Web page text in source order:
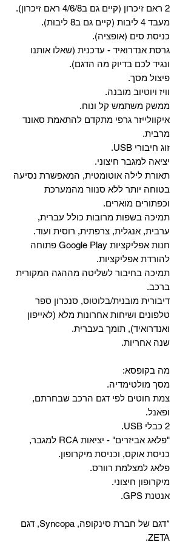
2 ראם זיכרון (קיים גם ב4/6/8 ראם זיכרון).
מעבד 4 ליבות (קיים גם ב8 ליבות).
כניסת סים (אופציה).
גרסת אנדרואיד - עדכנית (שאלו אותנו
ונגיד לכם בדיוק מה הדגם).
פיצול מסך.
וויז ויוטיוב מובנה.
ממשק משתמש קל ונוח.
איקוולייזר גרפי מתקדם להתאמת סאונד
מרבית.
זוג חיבורי USB.
יציאה למגבר חיצוני.
תאורת לילה אוטומטית, המאפשרת נסיעה
בטוחה יותר ללא סנוור מהמערכת
וכפתורים מוארים.
תמיכה בשפות מרובות כולל עברית,
ערבית, אנגלית, צרפתית, רוסית ועוד.
‏חנות אפליקציות Google Play פתוחה
להורדת אפליקציות.
‏תמיכה בחיבור לשליטה מההגה המקורית
ברכב.
‏דיבורית מובנית/בלוטוס, ‏סנכרון ספר
טלפונים ושיחות אחרונות מלא (לאייפון
ואנדרואיד), תומך בעברית.
שנה אחריות.
מה בקופסא:
מסך מולטימדיה.
צמת חוטים לפי דגם הרכב שבחרתם,
ופאנל.
2 כבלי USB.
"פלאג אביזרים" - יציאות RCA למגבר,
כניסת אוקס, וכניסת מיקרופון.
פלאג למצלמת רוורס.
מיקרופון חיצוני.
אנטנת GPS.
*דגם של חברת סינקופה, Syncopa, דגם
ZETA.